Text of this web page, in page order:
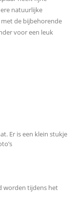
natuurlijke
de bijbehorende
voor een leuk
Er is een klein stukje
worden tijdens het